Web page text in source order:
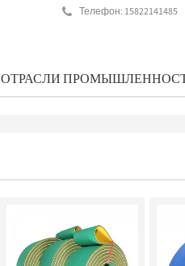
Телефон: 15822141485
ОТРАСЛИ